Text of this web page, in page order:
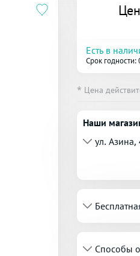
Есть в
Срок
* Цена
Наши
ул. Азина,
Способы